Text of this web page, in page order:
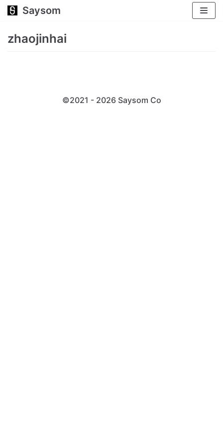
跳
正
Saysom
zhaojinhai
©2021 - 2026 Saysom Co